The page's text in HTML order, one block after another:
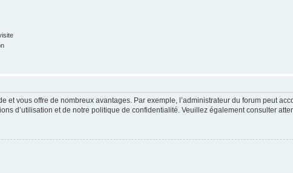
et vous offre de nombreux avantages. Par exemple, l’administrateur du forum peut
d’utilisation et de notre politique de confidentialité. Veuillez également consulter